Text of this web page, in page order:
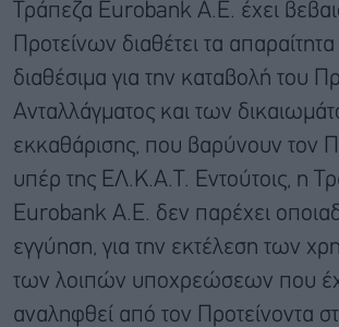
Τράπεζα Eurobank A.E. έχει
Προτείνων διαθέτει τα
διαθέσιμα για την καταβολή του
Ανταλλάγματος και των
εκκαθάρισης, που βαρύνουν τον
υπέρ της ΕΛ.Κ.Α.Τ. Εντούτοις, η
Eurobank A.E. δεν παρέχει
εγγύηση, για την εκτέλεση των
των λοιπών υποχρεώσεων που
αναληφθεί από τον Προτείνοντα